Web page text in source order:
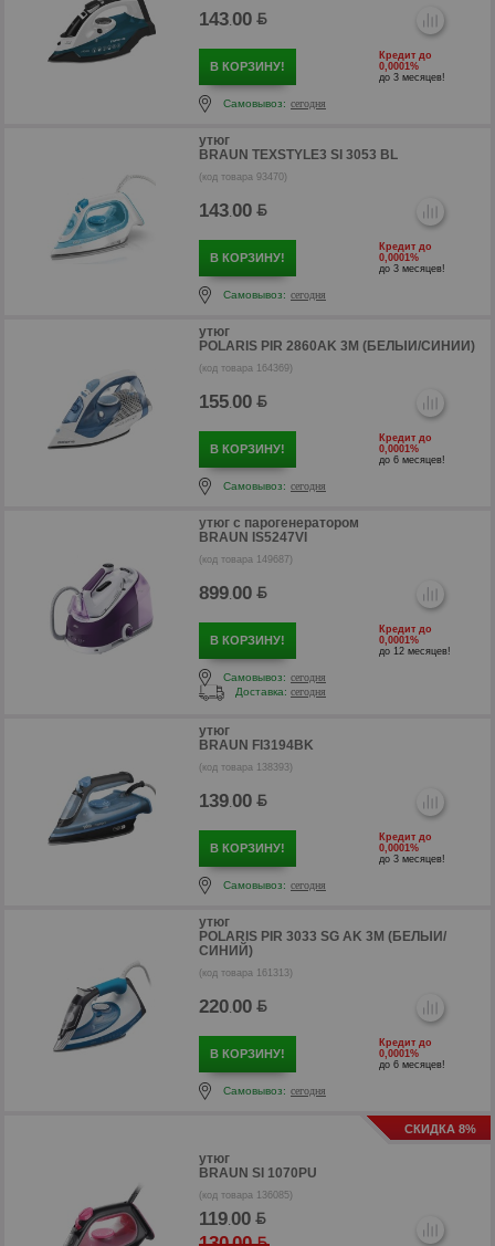
р
143.00
р
В КОРЗИНУ!
Кредит до
0,0001%
до 3 месяцев!
Самовывоз: сегодня
утюг
BRAUN TEXSTYLE3 SI 3053 BL
(код товара 93470)
143.00
В КОРЗИНУ!
Кредит до
0,0001%
до 3 месяцев!
Самовывоз: сегодня
утюг
POLARIS PIR 2860AK 3M (БЕЛЫЙ/СИНИЙ)
(код товара 164369)
155.00
В КОРЗИНУ!
Кредит до
0,0001%
до 6 месяцев!
Самовывоз: сегодня
утюг с парогенератором
BRAUN IS5247VI
(код товара 149687)
899.00
В КОРЗИНУ!
Кредит до
0,0001%
до 12 месяцев!
Самовывоз: сегодня
Доставка: сегодня
утюг
BRAUN FI3194BK
(код товара 138393)
139.00
В КОРЗИНУ!
Кредит до
0,0001%
до 3 месяцев!
Самовывоз: сегодня
утюг
POLARIS PIR 3033 SG AK 3M (БЕЛЫЙ/
СИНИЙ)
(код товара 161313)
220.00
В КОРЗИНУ!
Кредит до
0,0001%
до 6 месяцев!
Самовывоз: сегодня
СКИДКА 8%
утюг
BRAUN SI 1070PU
(код товара 136085)
119.00